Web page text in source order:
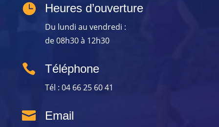
 Heures d’ouverture
Du lundi au vendredi :
de 08h30 à 12h30
 Téléphone
Tél : 04 66 25 60 41
 Email